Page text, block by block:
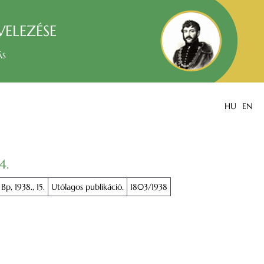
HU EN
1938., 15. Utólagos publikáció. 1803/1938